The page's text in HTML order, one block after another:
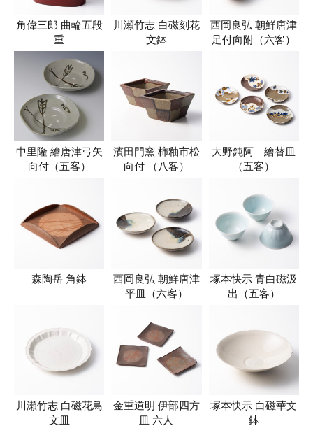
角偉三郎 曲輪五段
重
川瀬竹志 白磁刻花
文鉢
西岡良弘 朝鮮唐津
足付向附（六客）
中里隆 繪唐津弓矢
向付（五客）
濱田門窯 柿釉市松
向付 （八客）
大野鈍阿 繪替皿
（五客）
森陶岳 角鉢
西岡良弘 朝鮮唐津
平皿（六客）
塚本快示 青白磁汲
出（五客）
川瀬竹志 白磁花鳥
文皿
金重道明 伊部四方
皿 六人
塚本快示 白磁華文
鉢